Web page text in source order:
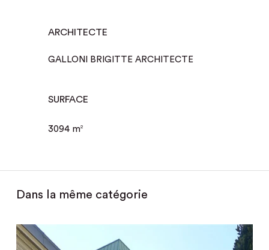
ARCHITECTE
GALLONI BRIGITTE ARCHITECTE
SURFACE
3094 m2
Dans la même catégorie